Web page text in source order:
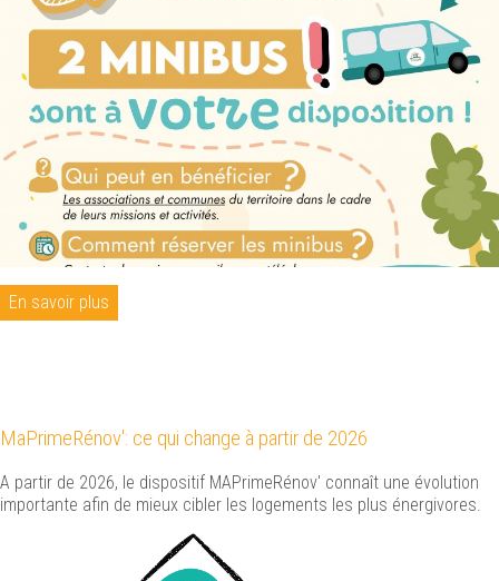
En savoir plus
MaPrimeRénov': ce qui change à partir de 2026
A partir de 2026, le dispositif MAPrimeRénov' connaît une évolution
importante afin de mieux cibler les logements les plus énergivores.